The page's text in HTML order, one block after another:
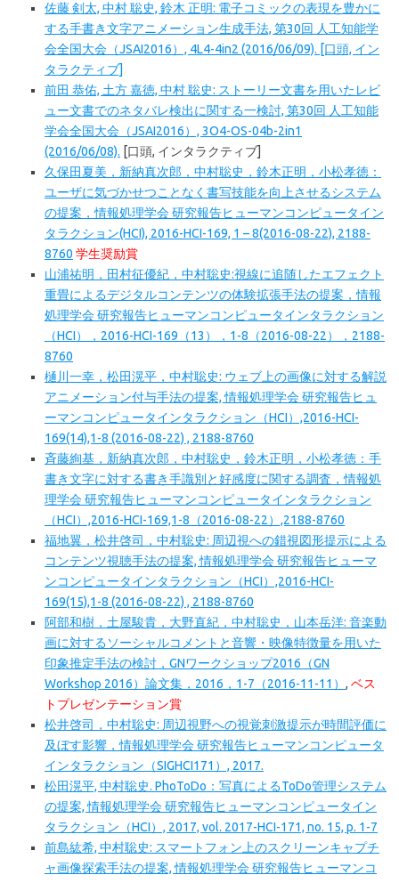
佐藤 剣太, 中村 聡史, 鈴木 正明: 電子コミックの表現を豊かに
する手書き文字アニメーション生成手法, 第30回 人工知能学
会全国大会（JSAI2016）, 4L4-4in2 (2016/06/09). [口頭, イン
タラクティブ]
前田 恭佑, 土方 嘉徳, 中村 聡史: ストーリー文書を用いたレビ
ュー文書でのネタバレ検出に関する一検討, 第30回 人工知能
学会全国大会（JSAI2016）, 3O4-OS-04b-2in1
(2016/06/08). [口頭, インタラクティブ]
久保田夏美，新納真次郎，中村聡史，鈴木正明，小松孝徳：
ユーザに気づかせつことなく書写技能を向上させるシステム
の提案，情報処理学会 研究報告ヒューマンコンピュータイン
タラクション(HCI), 2016-HCI-169, 1 – 8(2016-08-22), 2188-
8760 学生奨励賞
山浦祐明，田村征優紀，中村聡史:視線に追随したエフェクト
重畳によるデジタルコンテンツの体験拡張手法の提案，情報
処理学会 研究報告ヒューマンコンピュータインタラクション
（HCI），2016-HCI-169（13），1-8（2016-08-22），2188-
8760
樋川一幸，松田滉平，中村聡史: ウェブ上の画像に対する解説
アニメーション付与手法の提案, 情報処理学会 研究報告ヒュ
ーマンコンピュータインタラクション（HCI）,2016-HCI-
169(14),1-8 (2016-08-22) , 2188-8760
斉藤絢基，新納真次郎，中村聡史，鈴木正明，小松孝徳：手
書き文字に対する書き手識別と好感度に関する調査，情報処
理学会 研究報告ヒューマンコンピュータインタラクション
（HCI）,2016-HCI-169,1-8（2016-08-22）,2188-8760
福地翼，松井啓司，中村聡史: 周辺視への錯視図形提示による
コンテンツ視聴手法の提案, 情報処理学会 研究報告ヒューマ
ンコンピュータインタラクション（HCI）,2016-HCI-
169(15),1-8 (2016-08-22) , 2188-8760
阿部和樹，土屋駿貴，大野直紀，中村聡史，山本岳洋: 音楽動
画に対するソーシャルコメントと音響・映像特徴量を用いた
印象推定手法の検討，GNワークショップ2016（GN
Workshop 2016）論文集，2016，1-7（2016-11-11） , ベス
トプレゼンテーション賞
松井啓司，中村聡史: 周辺視野への視覚刺激提示が時間評価に
及ぼす影響，情報処理学会 研究報告ヒューマンコンピュータ
インタラクション（SIGHCI171）, 2017.
松田滉平, 中村聡史. PhoToDo：写真によるToDo管理システム
の提案, 情報処理学会 研究報告ヒューマンコンピュータイン
タラクション（HCI）, 2017, vol. 2017-HCI-171, no. 15, p. 1-7
前島紘希, 中村聡史: スマートフォン上のスクリーンキャプチ
ャ画像探索手法の提案, 情報処理学会 研究報告ヒューマンコ